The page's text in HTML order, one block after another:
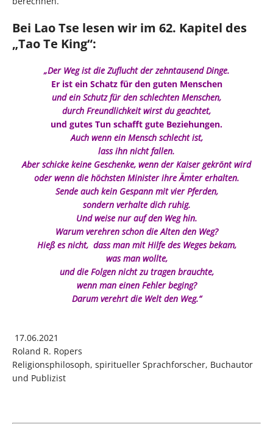
Bei Lao Tse lesen wir im 62. Kapitel des
„Tao Te King“:
„Der Weg ist die Zuflucht der zehntausend Dinge.
Er ist ein Schatz für den guten Menschen
und ein Schutz für den schlechten Menschen,
durch Freundlichkeit wirst du geachtet,
und gutes Tun schafft gute Beziehungen.
Auch wenn ein Mensch schlecht ist,
lass ihn nicht fallen.
Aber schicke keine Geschenke, wenn der Kaiser gekrönt wird
oder wenn die höchsten Minister ihre Ämter erhalten.
Sende auch kein Gespann mit vier Pferden,
sondern verhalte dich ruhig.
Und weise nur auf den Weg hin.
Warum verehren schon die Alten den Weg?
Hieß es nicht, dass man mit Hilfe des Weges bekam,
was man wollte,
und die Folgen nicht zu tragen brauchte,
wenn man einen Fehler beging?
Darum verehrt die Welt den Weg.“
17.06.2021
Roland R. Ropers
Religionsphilosoph, spiritueller Sprachforscher, Buchautor
und Publizist